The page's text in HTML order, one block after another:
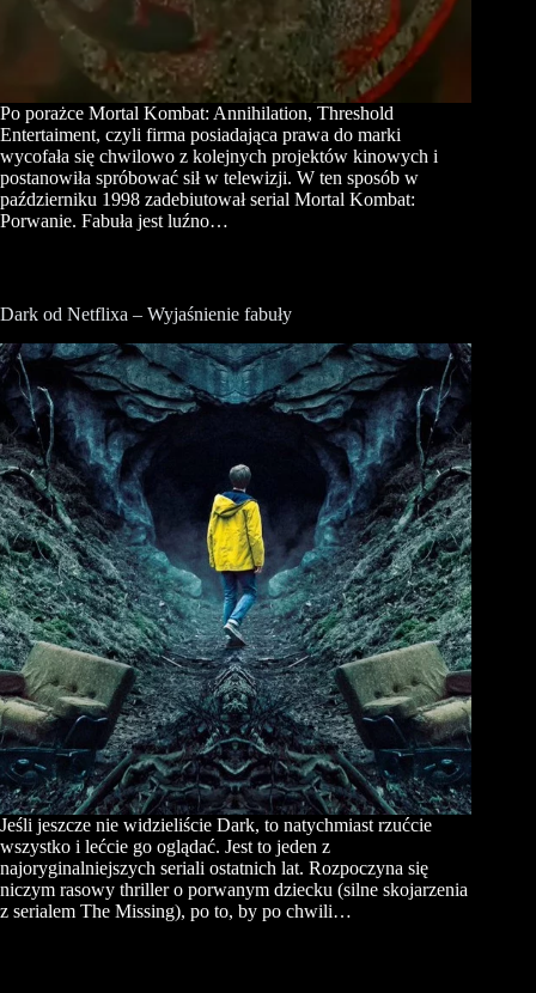
Po porażce Mortal Kombat: Annihilation, Threshold
Entertaiment, czyli firma posiadająca prawa do marki
wycofała się chwilowo z kolejnych projektów kinowych i
postanowiła spróbować sił w telewizji. W ten sposób w
październiku 1998 zadebiutował serial Mortal Kombat:
Porwanie. Fabuła jest luźno…
Dark od Netflixa – Wyjaśnienie fabuły
Jeśli jeszcze nie widzieliście Dark, to natychmiast rzućcie
wszystko i lećcie go oglądać. Jest to jeden z
najoryginalniejszych seriali ostatnich lat. Rozpoczyna się
niczym rasowy thriller o porwanym dziecku (silne skojarzenia
z serialem The Missing), po to, by po chwili…